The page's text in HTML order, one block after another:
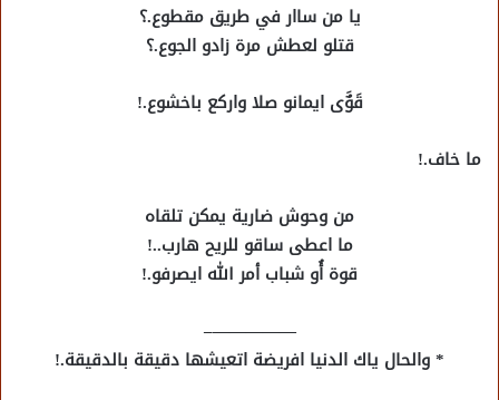
يا من ساار في طريق مقطوع.؟
قتلو لعطش مرة زادو الجوع.؟
قَوٌَى ايمانو صلا واركع باخشوع.!
ما خاف.!
من وحوش ضارية يمكن تلقاه
ما اعطى ساقو للريح هارب..!
قوة أُو شباب أمر الله ايصرفو.!
—————–
* والحال ياك الدنيا افريضة اتعيشها دقيقة بالدقيقة.!